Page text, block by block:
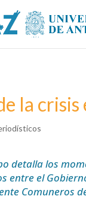
la crisis
detalla los
entre el
Comuneros